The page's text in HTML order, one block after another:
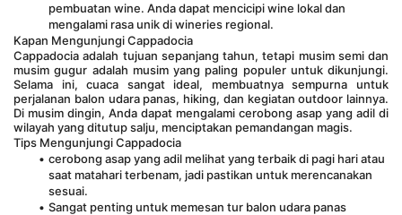
pembuatan wine. Anda dapat mencicipi wine lokal dan
mengalami rasa unik di wineries regional.
Kapan Mengunjungi Cappadocia
Cappadocia adalah tujuan sepanjang tahun, tetapi musim semi dan
musim gugur adalah musim yang paling populer untuk dikunjungi.
Selama ini, cuaca sangat ideal, membuatnya sempurna untuk
perjalanan balon udara panas, hiking, dan kegiatan outdoor lainnya.
Di musim dingin, Anda dapat mengalami cerobong asap yang adil di
wilayah yang ditutup salju, menciptakan pemandangan magis.
Tips Mengunjungi Cappadocia
cerobong asap yang adil melihat yang terbaik di pagi hari atau
saat matahari terbenam, jadi pastikan untuk merencanakan
sesuai.
Sangat penting untuk memesan tur balon udara panas